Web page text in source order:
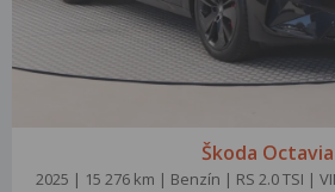
Škoda Octavia
2025 | 15 276 km | Benzín | RS 2.0 TSI |